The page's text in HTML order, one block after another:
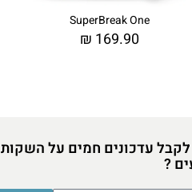
SuperBreak One
₪ 169.90
לקבל עדכונים חמים על השקות
?